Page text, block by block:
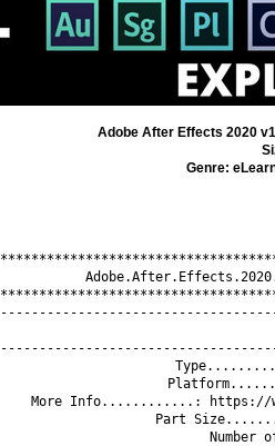
Adobe After Effects 2020
Genre:
More Info............: https://
Part